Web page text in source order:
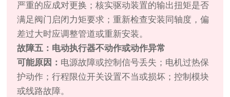
严重的应成对更换；核实驱动装置的输出扭矩是否
满足阀门启闭力矩要求；重新检查安装同轴度，偏
差过大时应调整管道或重新安装。
故障五：电动执行器不动作或动作异常
可能原因： 电源故障或控制信号丢失；电机过热保
护动作；行程限位开关设置不当或损坏；控制模块
或线路故障。